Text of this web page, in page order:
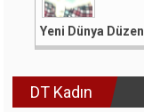
Yeni Dünya
DT Kadın